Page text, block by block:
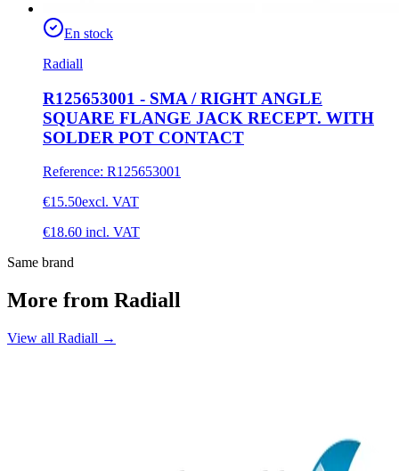
En stock
Radiall
R125653001 - SMA / RIGHT ANGLE
SQUARE FLANGE JACK RECEPT. WITH
SOLDER POT CONTACT
Reference: R125653001
€15.50excl. VAT
€18.60 incl. VAT
Same brand
More from Radiall
View all Radiall →